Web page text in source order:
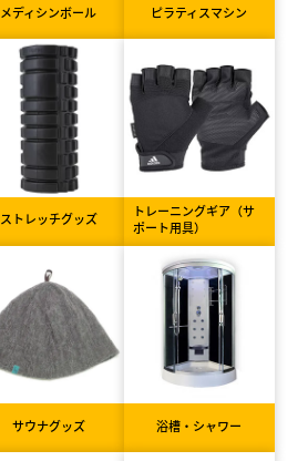
メディシンボール ピラティスマシン
ストレッチグッズ
トレーニングギア（サ
ポート用具）
サウナグッズ 浴槽・シャワー